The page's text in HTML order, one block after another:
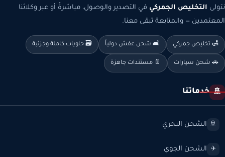
نتولى التخليص الجمركي في التصدير والوصول، مباشرةً أو عبر وكلائنا
المعتمدين — والمتابعة تبقى معنا.
🛃 تخليص جمركي 🛋️ شحن عفش دولياً 🗃️ حاويات كاملة وجزئية
🚗 شحن سيارات 📄 مستندات جاهزة
🚢 خدماتنا
🚢 الشحن البحري
✈️ الشحن الجوي